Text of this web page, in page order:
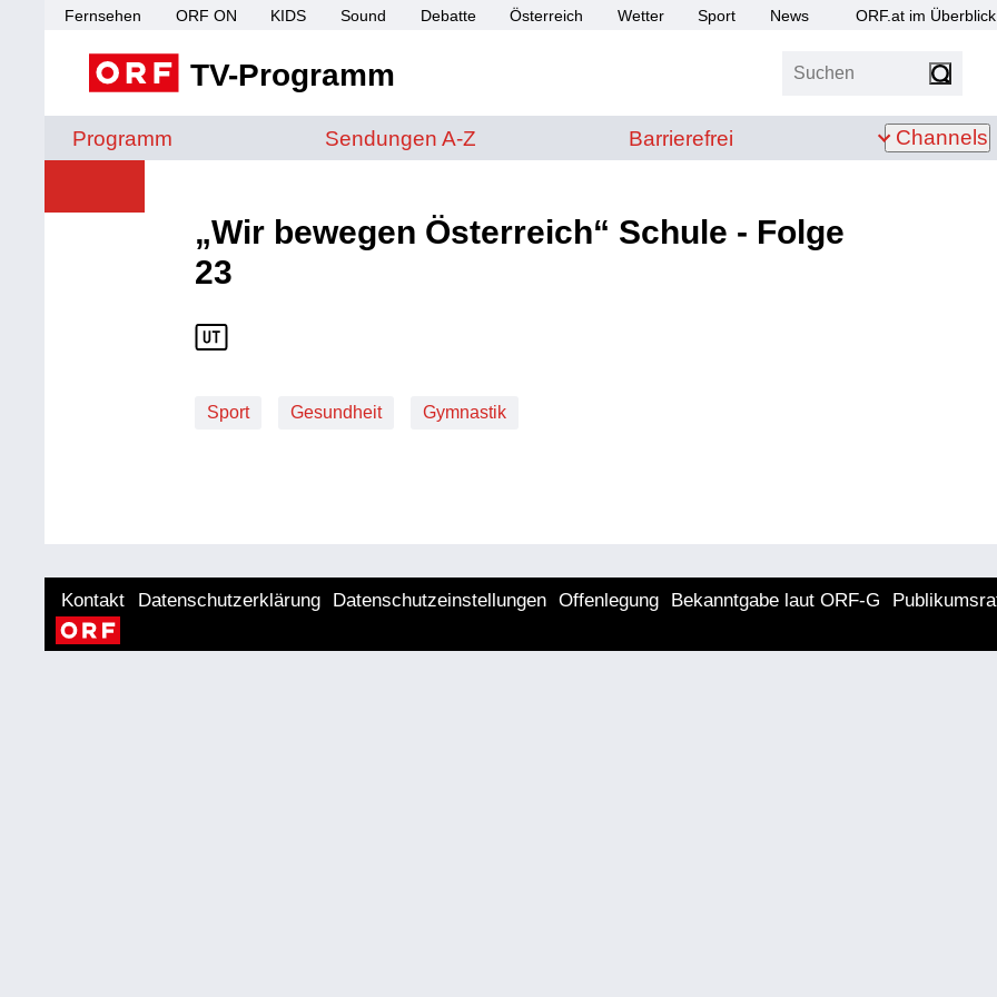
Fernsehen ORF ON KIDS Sound Debatte Österreich Wetter Sport News ORF.at im Überblick
TV-Programm Suchen
Programm Sendungen von A bis Z
Sendungen A-Z Barrierefrei
Barrierefrei Channels
„Wir bewegen Österreich“ Schule - Folge
23
Sport Gesundheit Gymnastik
Kontakt Datenschutzerklärung Datenschutzeinstellungen Offenlegung Bekanntgabe laut ORF-G